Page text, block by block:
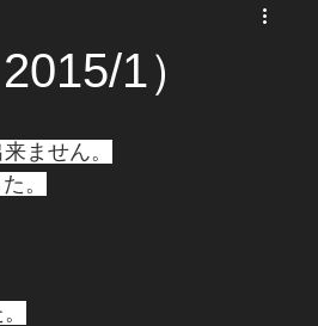
1）
ません。
。